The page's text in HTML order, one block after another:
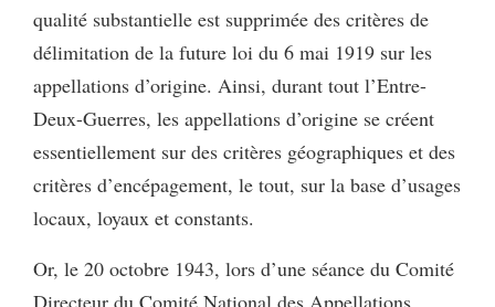
qualité substantielle est supprimée des critères de
délimitation de la future loi du 6 mai 1919 sur les
appellations d’origine. Ainsi, durant tout l’Entre-
Deux-Guerres, les appellations d’origine se créent
essentiellement sur des critères géographiques et des
critères d’encépagement, le tout, sur la base d’usages
locaux, loyaux et constants.
Or, le 20 octobre 1943, lors d’une séance du Comité
Directeur du Comité National des Appellations